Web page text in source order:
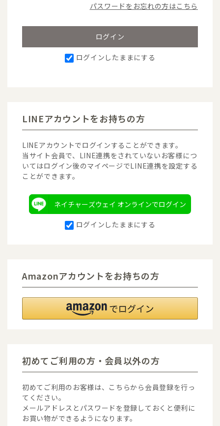
ログインしたままにする
パスワードをお忘れの方はこちら
LINEアカウントをお持ちの方
LINEアカウントでログインすることができます。
当サイト会員で、LINE連携をされていないお客様につ
いてはログイン後のマイページでLINE連携を設定する
ことができます。
ネイチャーズウェイ オンラインでログイン
ログインしたままにする
Amazonアカウントをお持ちの方
初めてご利用の方・会員以外の方
初めてご利用のお客様は、こちらから会員登録を行っ
てください。
メールアドレスとパスワードを登録しておくと便利に
お買い物ができるようになります。